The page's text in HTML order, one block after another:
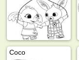
Coco